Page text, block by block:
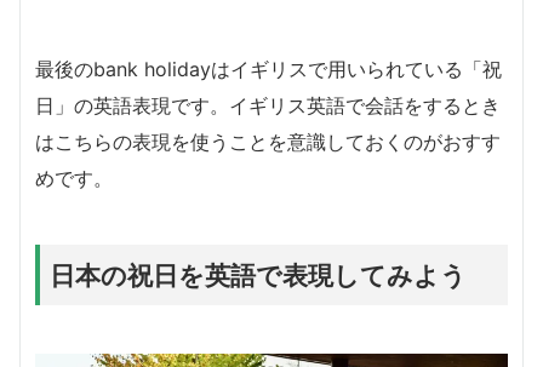
最後のbank holidayはイギリスで用いられている「祝
日」の英語表現です。イギリス英語で会話をするとき
はこちらの表現を使うことを意識しておくのがおすす
めです。
日本の祝日を英語で表現してみよう